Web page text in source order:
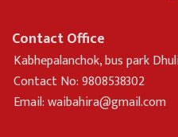
Contact Office
Kabhepalanchok, bus park
Contact No: 9808538302
Email:waibahira@gmail.com